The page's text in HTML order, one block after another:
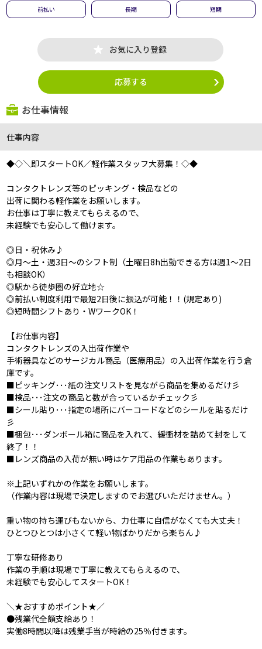
前払い 長期 短期
お気に入り登録
応募する
お仕事情報
仕事内容
◆◇＼即スタートOK／軽作業スタッフ大募集！◇◆
コンタクトレンズ等のピッキング・検品などの
出荷に関わる軽作業をお願いします。
お仕事は丁寧に教えてもらえるので、
未経験でも安心して働けます。
◎日・祝休み♪
◎月～土・週3日～のシフト制（土曜日8h出勤できる方は週1～2日
も相談OK）
◎駅から徒歩圏の好立地☆
◎前払い制度利用で最短2日後に振込が可能！！(規定あり)
◎短時間シフトあり・WワークOK！
【お仕事内容】
コンタクトレンズの入出荷作業や
手術器具などのサージカル商品（医療用品）の入出荷作業を行う倉
庫です。
■ピッキング･･･紙の注文リストを見ながら商品を集めるだけ彡
■検品･･･注文の商品と数が合っているかチェック彡
■シール貼り･･･指定の場所にバーコードなどのシールを貼るだけ
彡
■梱包･･･ダンボール箱に商品を入れて、緩衝材を詰めて封をして
終了！！
■レンズ商品の入荷が無い時はケア用品の作業もあります。
※上記いずれかの作業をお願いします。
（作業内容は現場で決定しますのでお選びいただけません。）
重い物の持ち運びもないから、力仕事に自信がなくても大丈夫！
ひとつひとつは小さくて軽い物ばかりだから楽ちん♪
丁寧な研修あり
作業の手順は現場で丁寧に教えてもらえるので、
未経験でも安心してスタートOK！
＼★おすすめポイント★／
●残業代全額支給あり！
実働8時間以降は残業手当が時給の25％付きます。